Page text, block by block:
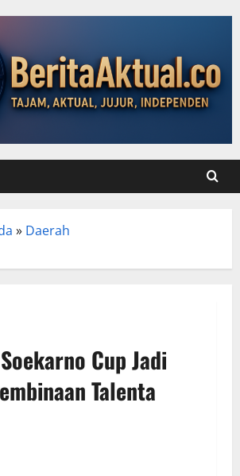
» Daerah
Cup Jadi
Talenta